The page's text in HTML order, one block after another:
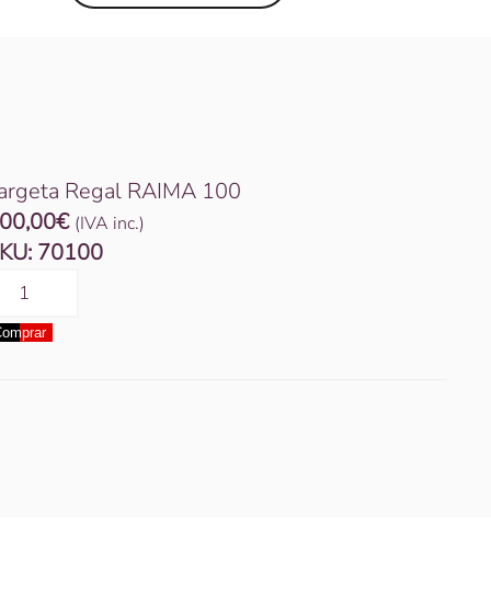
Regal RAIMA 100
€ (IVA inc.)
70100